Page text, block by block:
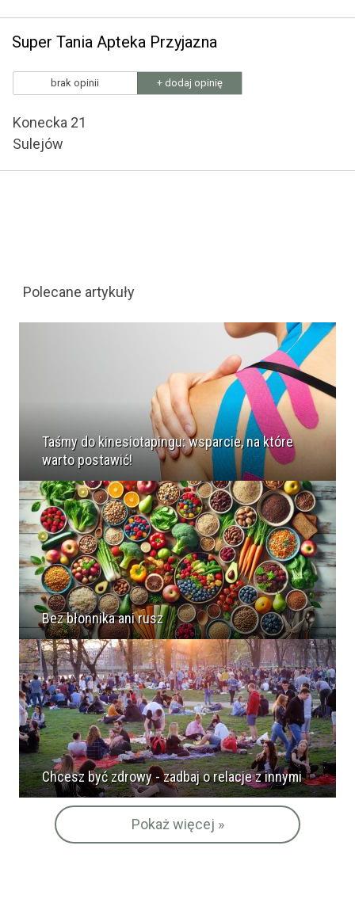
Super Tania Apteka Przyjazna
brak opinii + dodaj opinię
Konecka 21
Sulejów
Polecane artykuły
Taśmy do kinesiotapingu: wsparcie, na które
warto postawić!
Bez błonnika ani rusz
Chcesz być zdrowy - zadbaj o relacje z innymi
Pokaż więcej »